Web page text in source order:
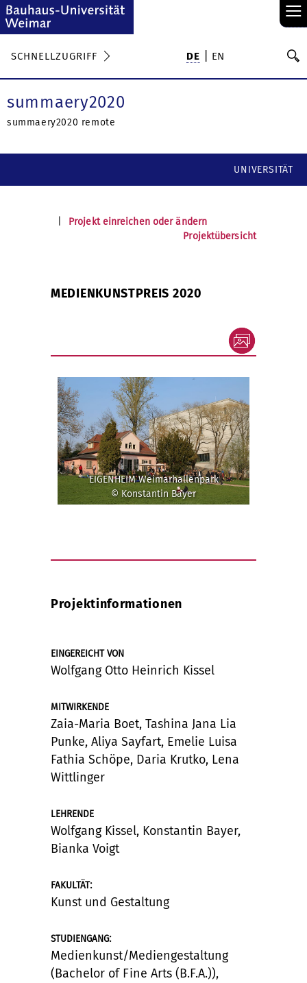
≡
SCHNELLZUGRIFF DE EN
summaery2020
summaery2020 remote
UNIVERSITÄT
Projekt einreichen oder ändern
Projektübersicht
MEDIENKUNSTPREIS 2020
EIGENHEIM Weimarhallenpark
© Konstantin Bayer
Projektinformationen
EINGEREICHT VON
Wolfgang Otto Heinrich Kissel
MITWIRKENDE
Zaia-Maria Boet, Tashina Jana Lia
Punke, Aliya Sayfart, Emelie Luisa
Fathia Schöpe, Daria Krutko, Lena
Wittlinger
LEHRENDE
Wolfgang Kissel, Konstantin Bayer,
Bianka Voigt
FAKULTÄT:
Kunst und Gestaltung
STUDIENGANG:
Medienkunst/Mediengestaltung
(Bachelor of Fine Arts (B.F.A.)),